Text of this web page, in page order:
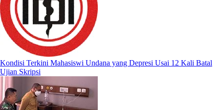
Kondisi Terkini Mahasiswi Undana yang Depresi Usai 12 Kali Batal
Ujian Skripsi